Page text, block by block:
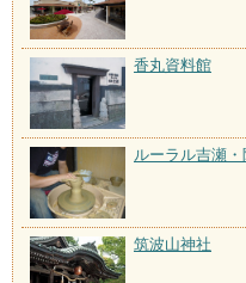
香丸資料館
ルーラル吉瀬・
筑波山神社